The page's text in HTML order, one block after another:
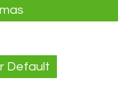
Default